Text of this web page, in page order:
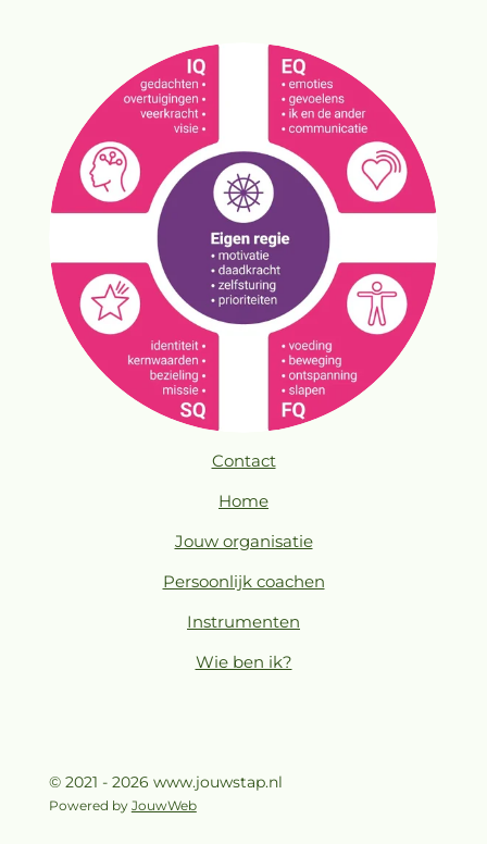
Contact
Home
Jouw organisatie
Persoonlijk coachen
Instrumenten
Wie ben ik?
© 2021 - 2026 www.jouwstap.nl
Powered by JouwWeb